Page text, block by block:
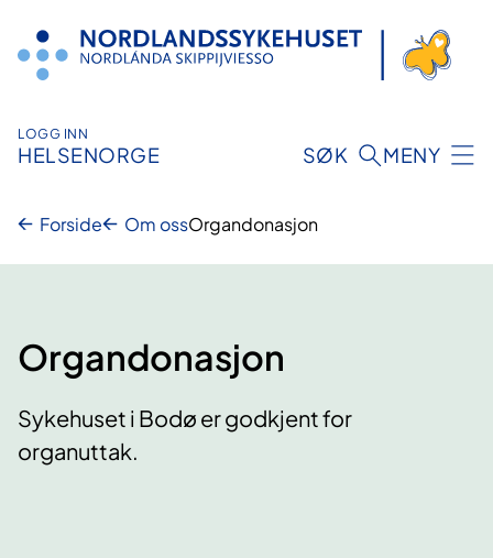
innhold
LOGG INN
HELSENORGE SØK MENY
Forside Om ossOrgandonasjon
Organdonasjon
Sykehuset i Bodø er godkjent for
organuttak.